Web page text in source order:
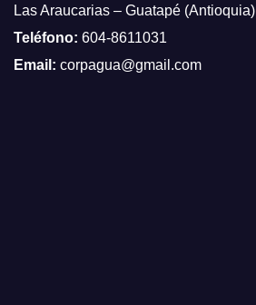
Las Araucarias – Guatapé (Antioquia)
Teléfono: 604-8611031
Email: corpagua@gmail.com